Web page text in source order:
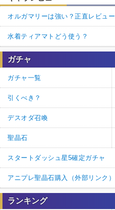
オルガマリーは強い？正直レビュー
水着ティアマトどう使う？
ガチャ
ガチャ一覧
引くべき？
デスオダ召喚
聖晶石
スタートダッシュ星5確定ガチャ
アニプレ聖晶石購入（外部リンク）
ランキング